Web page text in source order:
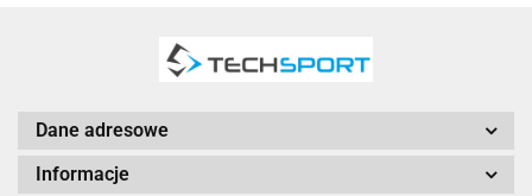
Dane adresowe
Informacje